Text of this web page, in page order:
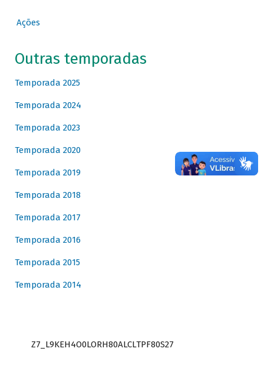
Ações
Outras temporadas
Temporada 2025
Temporada 2024
Temporada 2023
Temporada 2020
Temporada 2019
Temporada 2018
Temporada 2017
Temporada 2016
Temporada 2015
Temporada 2014
Z7_L9KEH4O0LORH80ALCLTPF80S27